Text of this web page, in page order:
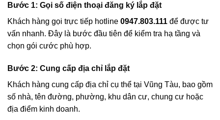
Bước 1: Gọi số điện thoại đăng ký lắp đặt
Khách hàng gọi trực tiếp hotline 0947.803.111 để được tư
vấn nhanh. Đây là bước đầu tiên để kiểm tra hạ tầng và
chọn gói cước phù hợp.
Bước 2: Cung cấp địa chỉ lắp đặt
Khách hàng cung cấp địa chỉ cụ thể tại Vũng Tàu, bao gồm
số nhà, tên đường, phường, khu dân cư, chung cư hoặc
địa điểm kinh doanh.